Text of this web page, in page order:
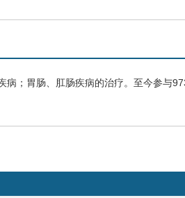
病；胃肠、肛肠疾病的治疗。至今参与